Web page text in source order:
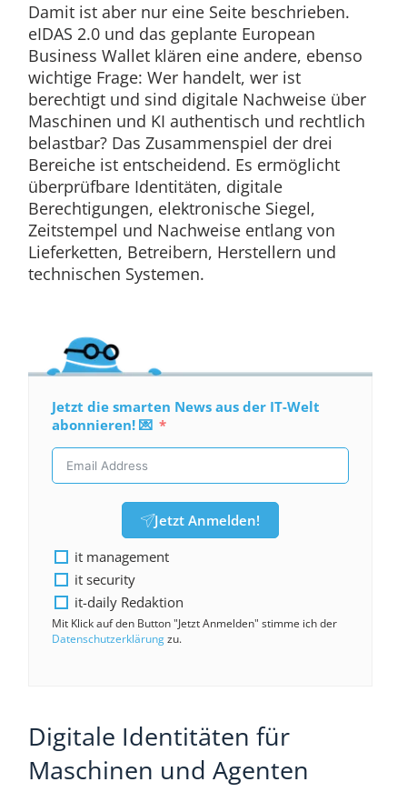
Damit ist aber nur eine Seite beschrieben.
eIDAS 2.0 und das geplante European
Business Wallet klären eine andere, ebenso
wichtige Frage: Wer handelt, wer ist
berechtigt und sind digitale Nachweise über
Maschinen und KI authentisch und rechtlich
belastbar? Das Zusammenspiel der drei
Bereiche ist entscheidend. Es ermöglicht
überprüfbare Identitäten, digitale
Berechtigungen, elektronische Siegel,
Zeitstempel und Nachweise entlang von
Lieferketten, Betreibern, Herstellern und
technischen Systemen.
Jetzt die smarten News aus der IT-Welt
abonnieren! 💌
Jetzt Anmelden!
it management
it security
it-daily Redaktion
Mit Klick auf den Button "Jetzt Anmelden" stimme ich der
Datenschutzerklärungzu.
Digitale Identitäten für
Maschinen und Agenten